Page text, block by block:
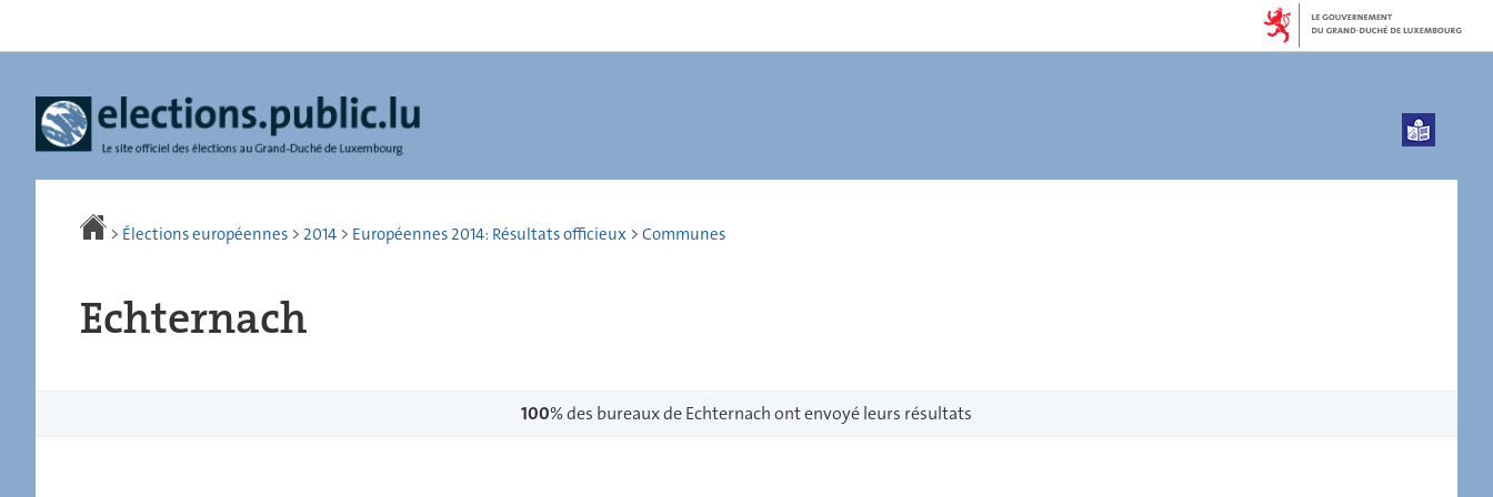
navigation
> Élections européennes > 2014 > Européennes 2014: Résultats officieux > Communes
Echternach
100% des bureaux de Echternach ont envoyé leurs résultats